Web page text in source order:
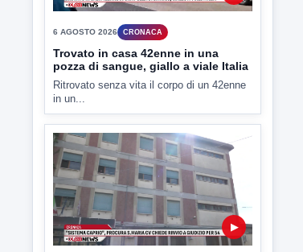
6 AGOSTO 2026 CRONACA
Trovato in casa 42enne in una
pozza di sangue, giallo a viale Italia
Ritrovato senza vita il corpo di un 42enne
in un...
▶